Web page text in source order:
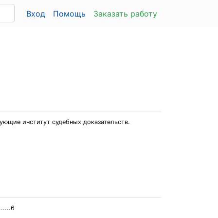
Вход Помощь Заказать работу
институт судебных доказательств.